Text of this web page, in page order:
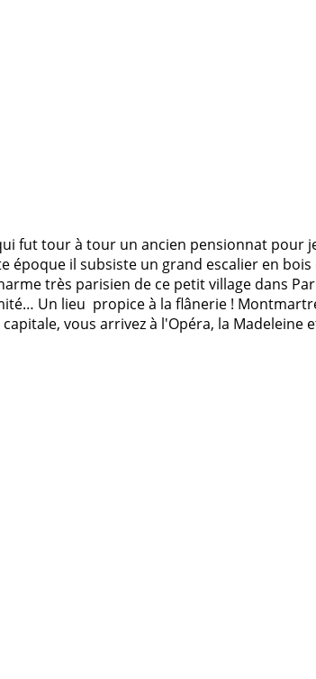
fut tour à tour un ancien pensionnat pour
il subsiste un grand escalier en
très parisien de ce petit village dans
Un lieu propice à la flânerie !
vous arrivez à l'Opéra, la